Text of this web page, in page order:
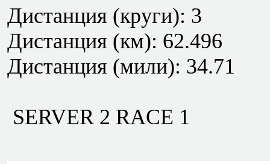
Дистанция (круги): 3
Дистанция (км): 62.496
Дистанция (мили): 34.71
SERVER 2 RACE 1